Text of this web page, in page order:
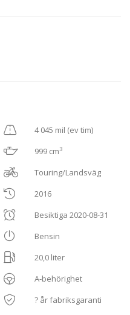
4 045 mil (ev tim)
999 cm3
Touring/Landsväg
2016
Besiktiga 2020-08-31
Bensin
20,0 liter
A-behörighet
? år fabriksgaranti